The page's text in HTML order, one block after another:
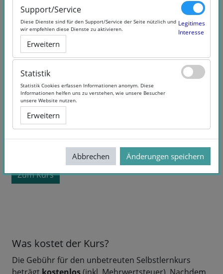
Kurslaufzeit:Selbstlernangebot
Zum Kurs
Was kostet der Kurs?
Die Gebühr für den unbetreuten Selbstlernkurs
Support/Service
Diese Dienste sind für den Support/Service der Seite nützlich und
wir empfehlen diese Dienste zu aktivieren.
Legitimes
Interesse
Erweitern
Statistik
Statistik Cookies erfassen Informationen anonym. Diese
Informationen helfen uns zu verstehen, wie unsere Besucher
unsere Website nutzen.
Erweitern
Abbrechen Änderungen speichern
Support/Service
Diese Dienste sind für den Support/Service der Seite nützlich und
wir empfehlen diese Dienste zu aktivieren.
Legitimes
Interesse
Erweitern
Statistik
Statistik Cookies erfassen Informationen anonym. Diese
Informationen helfen uns zu verstehen, wie unsere Besucher
unsere Website nutzen.
Erweitern
Abbrechen Änderungen speichern